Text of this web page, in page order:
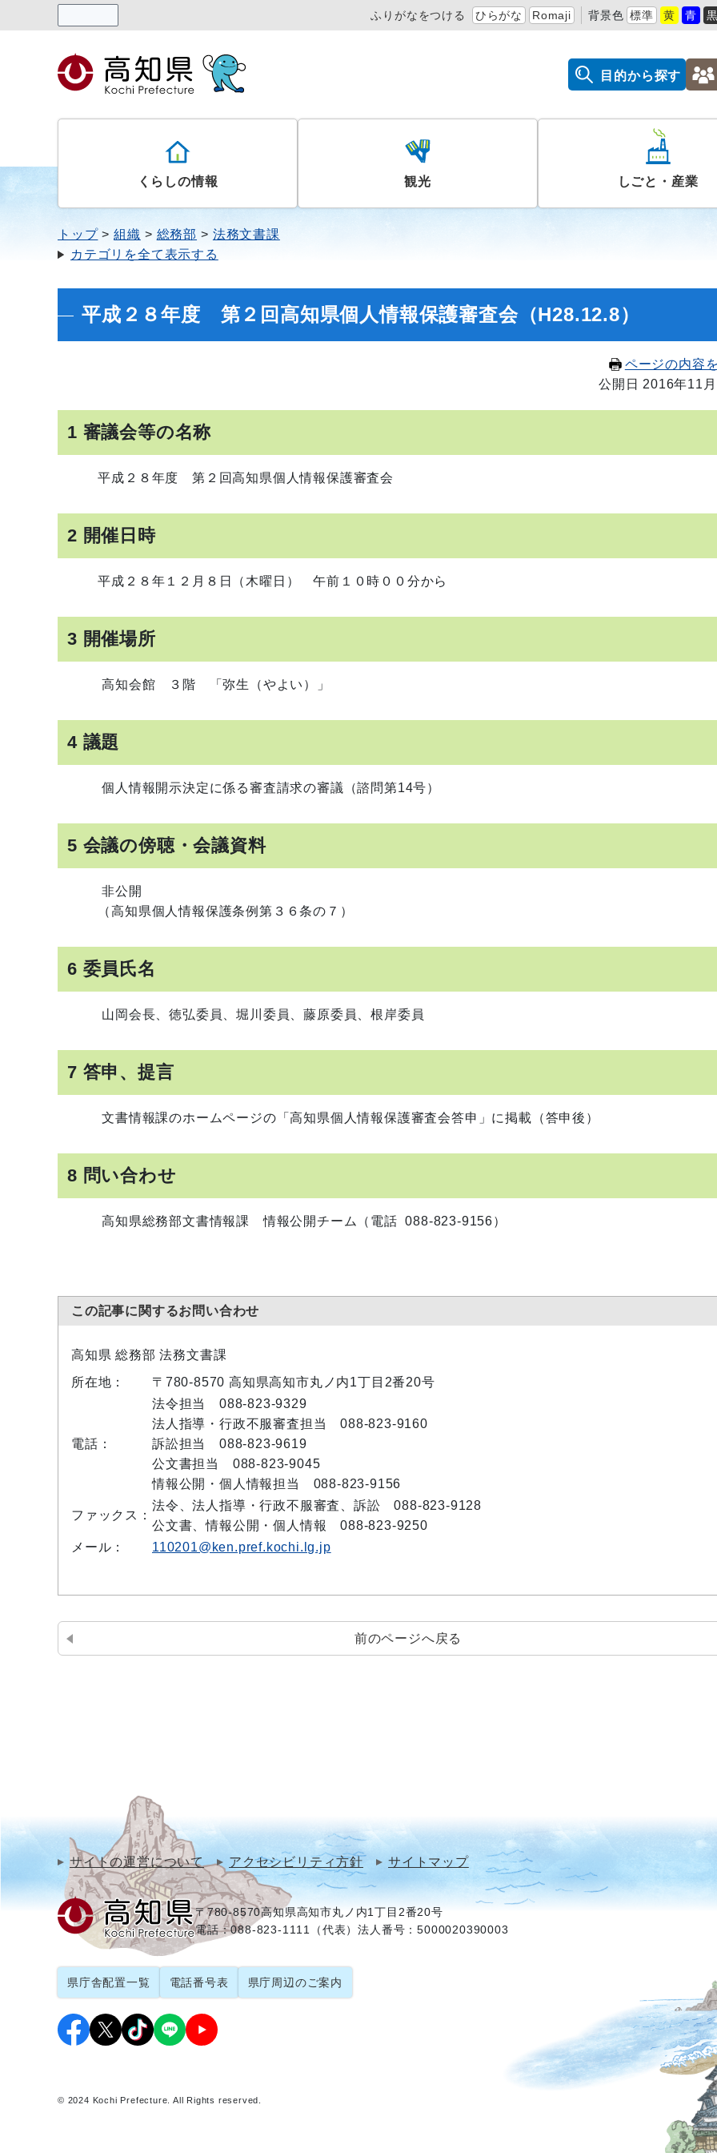
ふりがなをつける ひらがな Romaji 背景色 標準 黄 青
目的から探す
くらしの情報 観光 しごと・産業
トップ 組織 総務部
法務文書課
カテゴリを全て表示する
平成２８年度 第２回高知県個人情報保護審査会（H28.12.8）
ページの内容
公開日 2016年11
1 審議会等の名称
平成２８年度 第２回高知県個人情報保護審査会
2 開催日時
平成２８年１２月８日（木曜日） 午前１０時００分から
3 開催場所
高知会館 ３階 「弥生（やよい）」
4 議題
個人情報開示決定に係る審査請求の審議（諮問第14号）
5 会議の傍聴・会議資料
非公開
（高知県個人情報保護条例第３６条の７）
6 委員氏名
山岡会長、徳弘委員、堀川委員、藤原委員、根岸委員
7 答申、提言
文書情報課のホームページの「高知県個人情報保護審査会答申」に掲載（答申後）
8 問い合わせ
高知県総務部文書情報課 情報公開チーム（電話 088-823-9156）
この記事に関するお問い合わせ
高知県 総務部 法務文書課
所在地：
〒780-8570 高知県高知市丸ノ内1丁目2番20号
電話：
法令担当 088-823-9329
法人指導・行政不服審査担当 088-823-9160
訴訟担当 088-823-9619
公文書担当 088-823-9045
情報公開・個人情報担当 088-823-9156
ファックス：
法令、法人指導・行政不服審査、訴訟 088-823-9128
公文書、情報公開・個人情報 088-823-9250
メール：
110201@ken.pref.kochi.lg.jp
前のページへ戻る
サイトの運営について アクセシビリティ方針 サイトマップ
〒780-8570高知県高知市丸ノ内1丁目2番20号
電話：088-823-1111（代表）法人番号：5000020390003
県庁舎配置一覧 電話番号表 県庁周辺のご案内
© 2024 Kochi Prefecture. All Rights reserved.